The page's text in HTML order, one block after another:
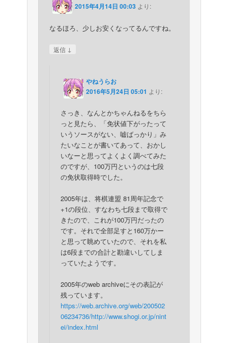
2015年4月14日 00:03 より:
なるほろ、少しお安くなってるんですね。
返信 ↓
やねうらお
2016年5月24日 05:01 より:
さっき、なんとかちゃんねるをちら
っと見たら、「免状値下がったって
いうソースがない、嘘ばっかり」み
たいなことが書いてあって、おかし
いなーと思ってよくよく調べてみた
のですが、100万円というのは七段
の免状取得時でした。
2005年は、将棋連盟 81周年記念で
+1の段位、すなわち七段まで取得で
きたので、これが100万円だったの
です。それで全部足すと160万かー
と思って眺めていたので、それを私
は6段までの合計と勘違いしてしま
っていたようです。
2005年のweb archiveにその表記が
残っています。
https://web.archive.org/web/200502
06234736/http://www.shogi.or.jp/nint
ei/index.html